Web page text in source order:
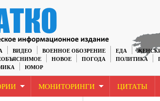
ВИДЕО ВОЕННОЕ ОБОЗРЕНИЕ ЕДА
НОВОЕ ПОГОДА ПОЛИТИКА
ЮМОР
МОНИТОРИНГИ ЦИТАТЫ